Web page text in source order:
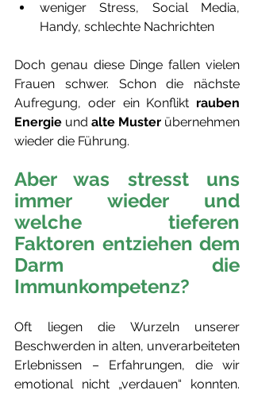
weniger Stress, Social Media,
Handy, schlechte Nachrichten
Doch genau diese Dinge fallen vielen
Frauen schwer. Schon die nächste
Aufregung, oder ein Konflikt rauben
Energie und alte Muster übernehmen
wieder die Führung.
Aber was stresst uns
immer wieder und
welche tieferen
Faktoren entziehen dem
Darm die
Immunkompetenz?
Oft liegen die Wurzeln unserer
Beschwerden in alten, unverarbeiteten
Erlebnissen – Erfahrungen, die wir
emotional nicht „verdauen“ konnten.